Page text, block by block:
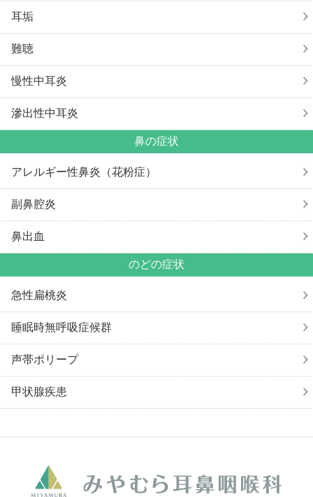
耳垢
難聴
慢性中耳炎
滲出性中耳炎
鼻の症状
アレルギー性鼻炎 （花粉症）
副鼻腔炎
鼻出血
のどの症状
急性扁桃炎
睡眠時無呼吸症候群
声帯ポリープ
甲状腺疾患